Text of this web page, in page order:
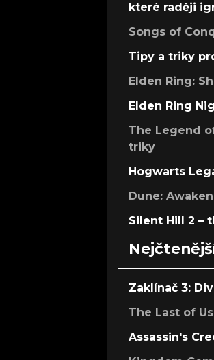
které raději
Songs of
Tipy a triky
Elden Ring:
Elden Ring
The Legend
triky
Hogwarts
Dune:
Silent Hill 2 –
Zaklínač 3:
The Last of
Assassin's